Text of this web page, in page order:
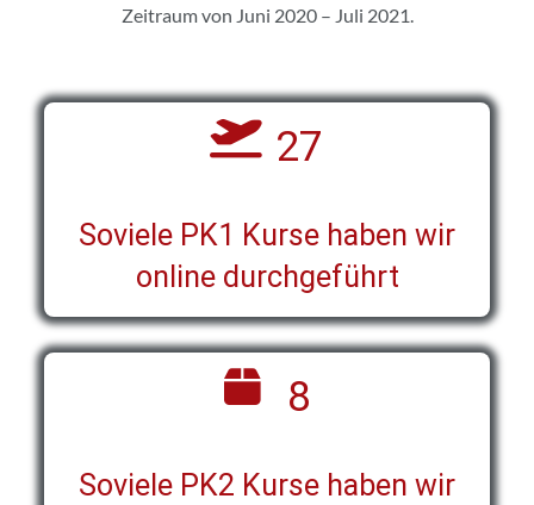
Zeitraum von Juni 2020 – Juli 2021.
27
Soviele PK1 Kurse haben wir
online durchgeführt
8
Soviele PK2 Kurse haben wir